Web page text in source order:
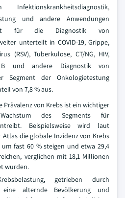
und andere Anwendungen
für die Diagnostik von
unterteilt in COVID-19, Grippe,
(RSV), Tuberkulose, CT/NG, HIV,
und andere Diagnostik von
Segment der Onkologietestung
von 7,8 % aus.
Prävalenz von Krebs ist ein wichtiger
des Segments für
Beispielsweise wird laut
Atlas die globale Inzidenz von Krebs
fast 60 % steigen und etwa 29,4
verglichen mit 18,1 Millionen
wurden.
getrieben durch
eine alternde Bevölkerung und